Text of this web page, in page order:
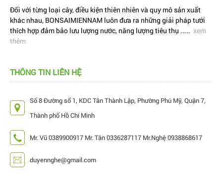
Đối với từng loại cây, điều kiện thiên nhiên và quy mô sản xuất
khác nhau, BONSAIMIENNAM luôn đưa ra những giải pháp tưới
thích hợp đảm bảo lưu lượng nước, năng lượng tiêu thụ ..... xem
thêm
THÔNG TIN LIÊN HỆ
Số 8 Đường số 1, KDC Tân Thành Lập, Phường Phú Mỹ, Quận 7,
Thành phố Hồ Chí Minh
Mr. Vũ 0389900917 Mr. Tân 0336287117 Mr.Nghệ 0938868617
duyennghe@gmail.com